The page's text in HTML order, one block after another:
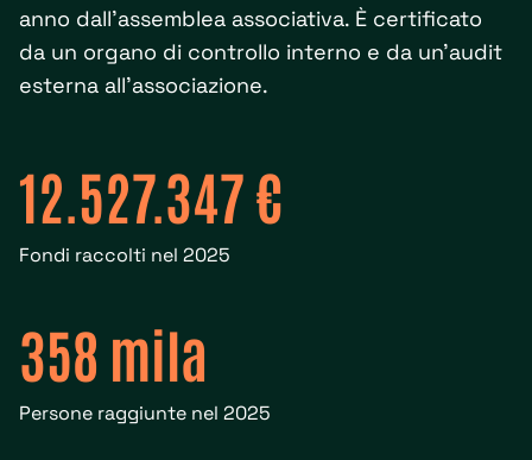
anno dall'assemblea associativa. È certificato
da un organo di controllo interno e da un'audit
esterna all'associazione.
12.527.347 €
Fondi raccolti nel 2025
358 mila
Persone raggiunte nel 2025